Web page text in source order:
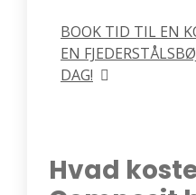
BOOK TID TIL EN
EN
DAG!
Hvad